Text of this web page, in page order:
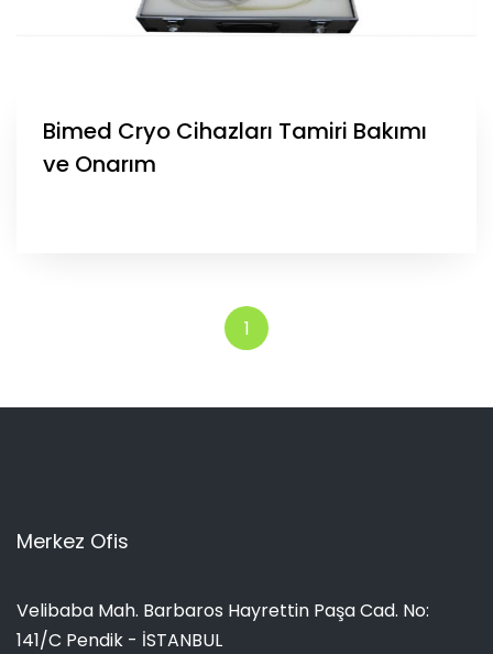
Bimed Cryo Cihazları Tamiri Bakımı
ve Onarım
1
Merkez Ofis
Velibaba Mah. Barbaros Hayrettin Paşa Cad. No:
141/C Pendik - İSTANBUL